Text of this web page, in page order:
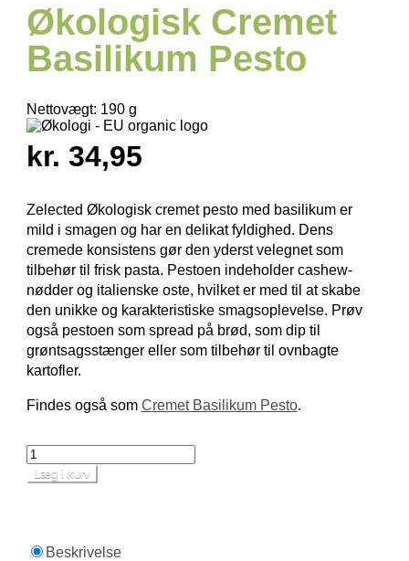
Økologisk Cremet
Basilikum Pesto
Nettovægt: 190 g
kr. 34,95
Zelected Økologisk cremet pesto med basilikum er
mild i smagen og har en delikat fyldighed. Dens
cremede konsistens gør den yderst velegnet som
tilbehør til frisk pasta. Pestoen indeholder cashew­
nødder og italienske oste, hvilket er med til at skabe
den unikke og karakteris­tiske smags­oplevelse. Prøv
også pestoen som spread på brød, som dip til
grøntsags­stænger eller som tilbehør til ovnbagte
kartofler.
Findes også som Cremet Basilikum Pesto.
Læg i kurv
Beskrivelse